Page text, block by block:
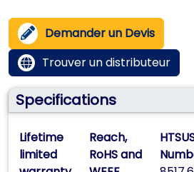
Demander un Devis
Trouver un distributeur
Specifications
Lifetime
limited
Reach,
RoHS and